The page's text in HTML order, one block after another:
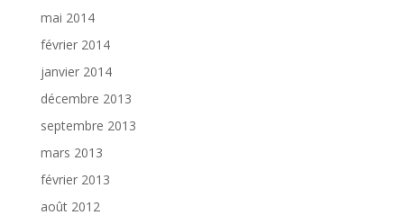
mai 2014
février 2014
janvier 2014
décembre 2013
septembre 2013
mars 2013
février 2013
août 2012